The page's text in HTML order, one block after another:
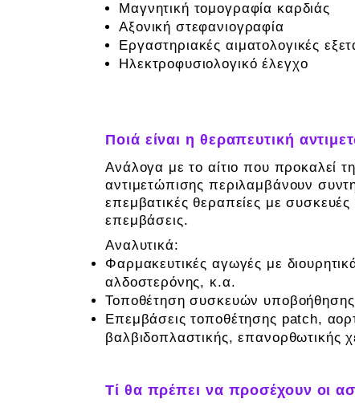
Μαγνητική τομογραφία καρδιάς
Αξονική στεφανιογραφία
Εργαστηριακές αιματολογικές
Ηλεκτροφυσιολογικό έλεγχο
Ποιά είναι η θεραπευτική
Ανάλογα με το αίτιο που προκαλεί
αντιμετώπισης περιλαμβάνουν
επεμβατικές θεραπείες με
επεμβάσεις.
Αναλυτικά:
Φαρμακευτικές αγωγές με
αλδοστερόνης, κ.α.
Τοποθέτηση συσκευών
Επεμβάσεις τοποθέτησης patch,
βαλβιδοπλαστικής, επανορθωτικής
Τί θα πρέπει να προσέχουν οι